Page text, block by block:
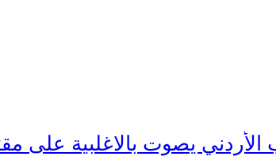
يصوت بالاغلبية على